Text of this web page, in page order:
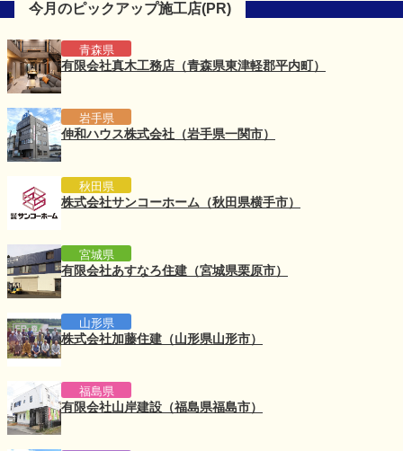
今月のピックアップ施工店(PR)
青森県
有限会社真木工務店（青森県東津軽郡平内町）
岩手県
伸和ハウス株式会社（岩手県一関市）
秋田県
株式会社サンコーホーム（秋田県横手市）
宮城県
有限会社あすなろ住建（宮城県栗原市）
山形県
株式会社加藤住建（山形県山形市）
福島県
有限会社山岸建設（福島県福島市）